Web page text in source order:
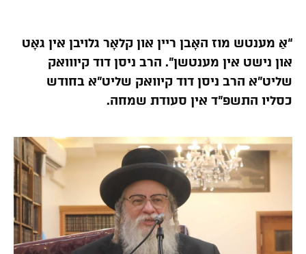
“אַ מענטש מוז האָבן ריין און קלאָר גלויבן אין גאָט
און נישט אין מענטשן”. הרב ניסן דוד קיווואק
שליט”א הרב ניסן דוד קיוואק שליט”א בחודש
כסליו התשפ”ד אין סעודת שמחה.